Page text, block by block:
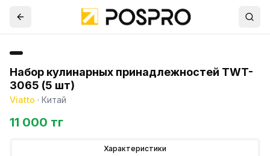
Набор кулинарных принадлежностей TWT-
3065 (5 шт)
Viatto · Китай
11 000 тг
Характеристики